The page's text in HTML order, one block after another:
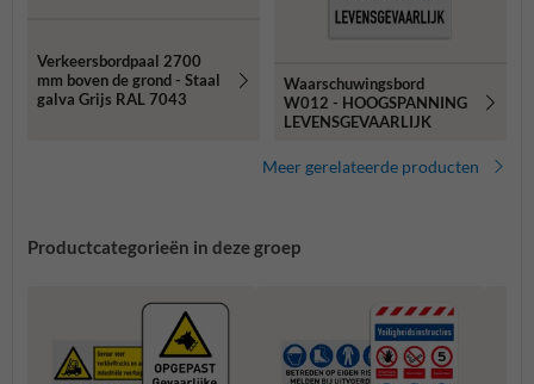
Verkeersbordpaal 2700
mm boven de grond - Staal
galva Grijs RAL 7043
Waarschuwingsbord
W012 - HOOGSPANNING
LEVENSGEVAARLIJK
Meer gerelateerde producten
Productcategorieën in deze groep